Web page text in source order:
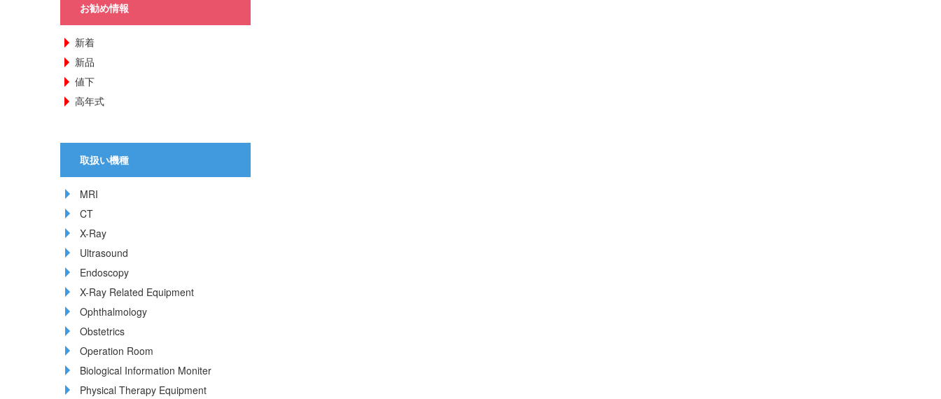
お勧め情報
新着
新品
値下
高年式
取扱い機種
MRI
CT
X-Ray
Ultrasound
Endoscopy
X-Ray Related Equipment
Ophthalmology
Obstetrics
Operation Room
Biological Information Moniter
Physical Therapy Equipment